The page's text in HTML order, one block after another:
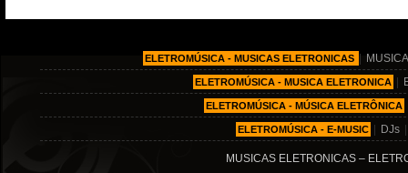
ELETROMÚSICA - MUSICAS ELETRONICAS
ELETROMÚSICA - MUSICA ELETRONICA
ELETROMÚSICA - MÚSICA ELETRÔNICA
ELETROMÚSICA - E-MUSIC DJs
MUSICAS ELETRONICAS –